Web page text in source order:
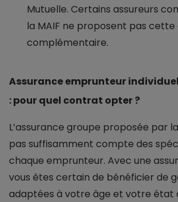
Mutuelle. Certains assureurs
la MAIF ne proposent pas
complémentaire.
Assurance emprunteur
: pour quel contrat opter ?
L’assurance groupe proposée par
pas suffisamment compte des
chaque emprunteur. Avec une
vous êtes certain de bénéficier de
adaptées à votre âge et votre état